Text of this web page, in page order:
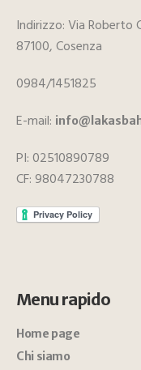
Indirizzo: Via Roberto
87100, Cosenza
0984/1451825
E-mail:
PI: 02510890789
CF: 98047230788
Menu rapido
Home page
Chi siamo